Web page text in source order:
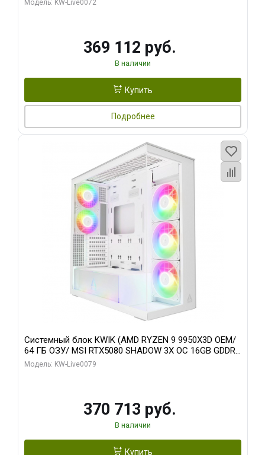
Модель: KW-Live0072
369 112 руб.
В наличии
Купить
Подробнее
Системный блок KWIK (AMD RYZEN 9 9950X3D OEM/
64 ГБ ОЗУ/ MSI RTX5080 SHADOW 3X OC 16GB GDDR7
256bit 3xDP HDMI/ 960 ГБ SSD)
Модель: KW-Live0079
370 713 руб.
В наличии
Купить